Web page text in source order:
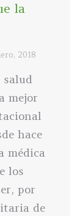
la
2018
salud
mejor
hace
médica
los
por
de